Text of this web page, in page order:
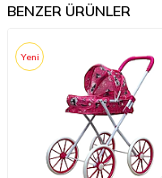
BENZER ÜRÜNLER
Yeni